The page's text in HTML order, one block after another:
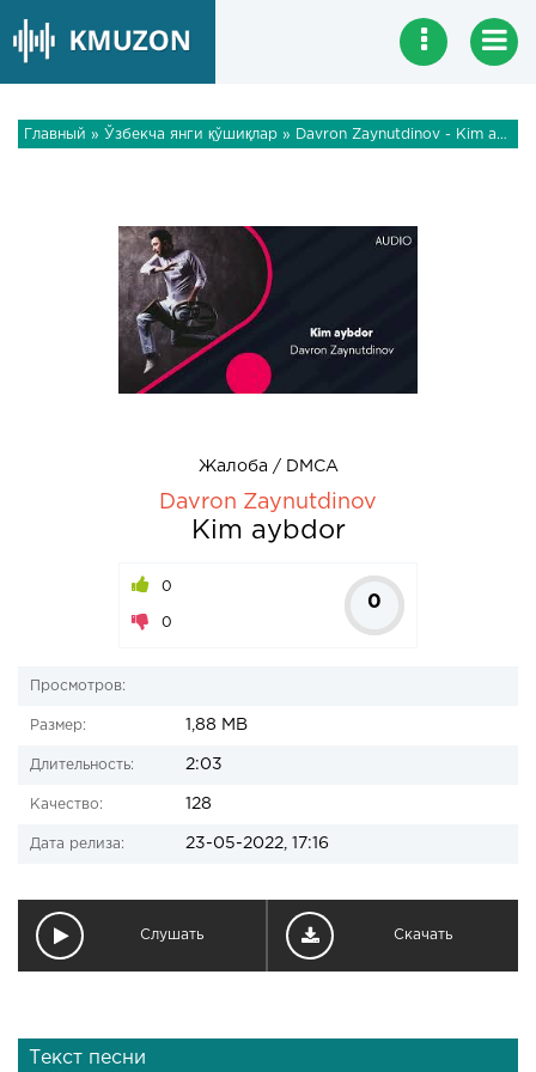
Главный » Ўзбекча янги қўшиқлар » Davron Zaynutdinov - Kim aybdor
Жалоба / DMCA
Davron Zaynutdinov
Kim aybdor
0
0
0
Просмотров:
Размер: 1,88 MB
Длительность: 2:03
Качество: 128
Дата релиза: 23-05-2022, 17:16
Слушать Скачать
Текст песни